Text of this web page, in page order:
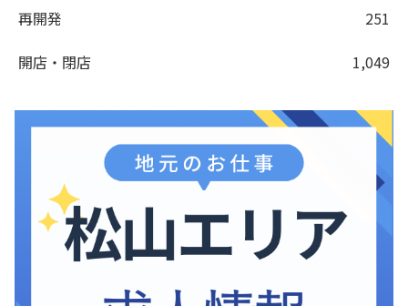
再開発
251
開店・閉店
1,049